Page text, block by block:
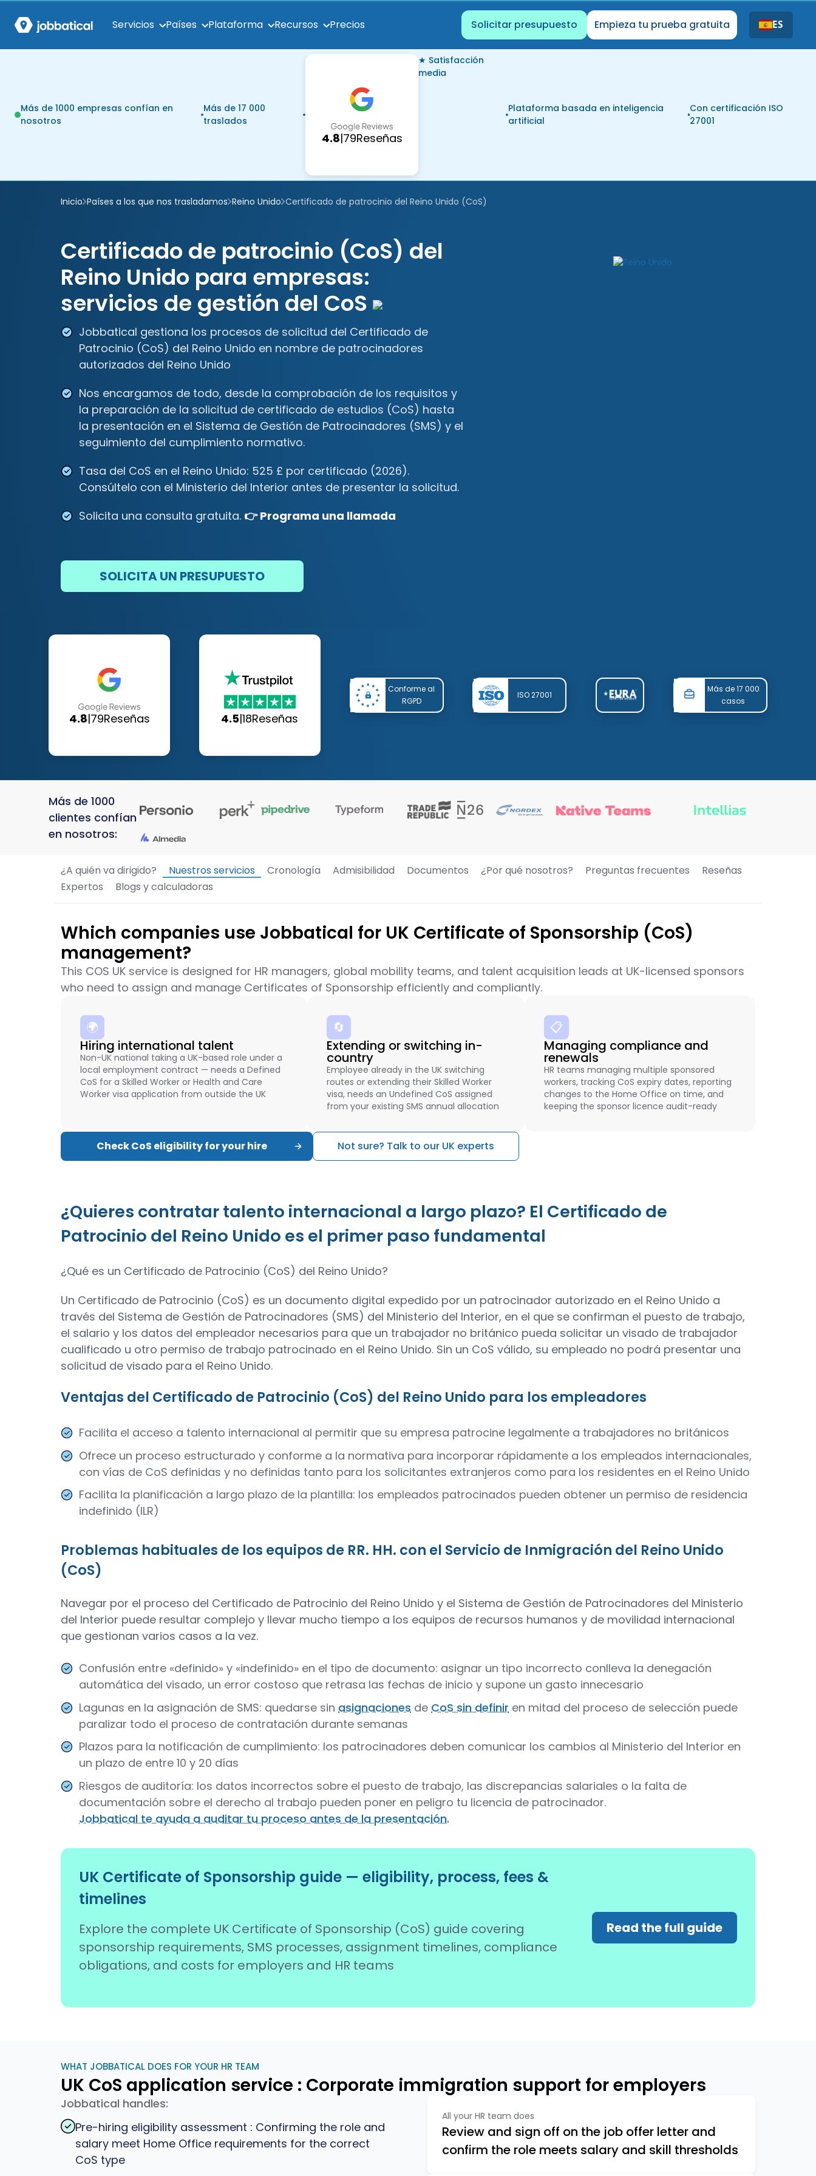
Servicios Países Plataforma Recursos Precios Solicitar presupuesto Empieza tu prueba gratuita ES
Más de 1000 empresas confían en
nosotros
Más de 17 000
traslados
4.8|79Reseñas
★ Satisfacción
media
Plataforma basada en inteligencia
artificial
Con certificación ISO
27001
Inicio Países a los que nos trasladamos Reino Unido Certificado de patrocinio del Reino Unido (CoS)
Certificado de patrocinio (CoS) del
Reino Unido para empresas:
servicios de gestión del CoS
Jobbatical gestiona los procesos de solicitud del Certificado de
Patrocinio (CoS) del Reino Unido en nombre de patrocinadores
autorizados del Reino Unido
Nos encargamos de todo, desde la comprobación de los requisitos y
la preparación de la solicitud de certificado de estudios (CoS) hasta
la presentación en el Sistema de Gestión de Patrocinadores (SMS) y el
seguimiento del cumplimiento normativo.
Tasa del CoS en el Reino Unido: 525 £ por certificado (2026).
Consúltelo con el Ministerio del Interior antes de presentar la solicitud.
Solicita una consulta gratuita. 👉 Programa una llamada
SOLICITA UN PRESUPUESTO
4.8|79Reseñas 4.5|18Reseñas
Conforme al
RGPD
ISO 27001
Más de 17 000
casos
Más de 1000
clientes confían
en nosotros:
¿A quién va dirigido? Nuestros servicios Cronología Admisibilidad Documentos ¿Por qué nosotros? Preguntas frecuentes
Reseñas
Expertos
Blogs y calculadoras
Which companies use Jobbatical for UK Certificate of Sponsorship (CoS)
management?
This COS UK service is designed for HR managers, global mobility teams, and talent acquisition leads at UK-licensed sponsors
who need to assign and manage Certificates of Sponsorship efficiently and compliantly.
🌍
Hiring international talent
Non-UK national taking a UK-based role under a
local employment contract — needs a Defined
CoS for a Skilled Worker or Health and Care
Worker visa application from outside the UK
🔄
Extending or switching in-
country
Employee already in the UK switching
routes or extending their Skilled Worker
visa, needs an Undefined CoS assigned
from your existing SMS annual allocation
📋
Managing compliance and
renewals
HR teams managing multiple sponsored
workers, tracking CoS expiry dates, reporting
changes to the Home Office on time, and
keeping the sponsor licence audit-ready
Check CoS eligibility for your hire Not sure? Talk to our UK experts
¿Quieres contratar talento internacional a largo plazo? El Certificado de
Patrocinio del Reino Unido es el primer paso fundamental
¿Qué es un Certificado de Patrocinio (CoS) del Reino Unido?
Un Certificado de Patrocinio (CoS) es un documento digital expedido por un patrocinador autorizado en el Reino Unido a
través del Sistema de Gestión de Patrocinadores (SMS) del Ministerio del Interior, en el que se confirman el puesto de trabajo,
el salario y los datos del empleador necesarios para que un trabajador no británico pueda solicitar un visado de trabajador
cualificado u otro permiso de trabajo patrocinado en el Reino Unido. Sin un CoS válido, su empleado no podrá presentar una
solicitud de visado para el Reino Unido.
Ventajas del Certificado de Patrocinio (CoS) del Reino Unido para los empleadores
Facilita el acceso a talento internacional al permitir que su empresa patrocine legalmente a trabajadores no británicos
Ofrece un proceso estructurado y conforme a la normativa para incorporar rápidamente a los empleados internacionales,
con vías de CoS definidas y no definidas tanto para los solicitantes extranjeros como para los residentes en el Reino Unido
Facilita la planificación a largo plazo de la plantilla: los empleados patrocinados pueden obtener un permiso de residencia
indefinido (ILR)
Problemas habituales de los equipos de RR. HH. con el Servicio de Inmigración del Reino Unido
(CoS)
Navegar por el proceso del Certificado de Patrocinio del Reino Unido y el Sistema de Gestión de Patrocinadores del Ministerio
del Interior puede resultar complejo y llevar mucho tiempo a los equipos de recursos humanos y de movilidad internacional
que gestionan varios casos a la vez.
Confusión entre «definido» y «indefinido» en el tipo de documento: asignar un tipo incorrecto conlleva la denegación
automática del visado, un error costoso que retrasa las fechas de inicio y supone un gasto innecesario
Lagunas en la asignación de SMS: quedarse sin asignaciones de CoS sin definir en mitad del proceso de selección puede
paralizar todo el proceso de contratación durante semanas
Plazos para la notificación de cumplimiento: los patrocinadores deben comunicar los cambios al Ministerio del Interior en
un plazo de entre 10 y 20 días
Riesgos de auditoría: los datos incorrectos sobre el puesto de trabajo, las discrepancias salariales o la falta de
documentación sobre el derecho al trabajo pueden poner en peligro tu licencia de patrocinador.
Jobbatical te ayuda a auditar tu proceso antes de la presentación.
UK Certificate of Sponsorship guide — eligibility, process, fees &
timelines
Explore the complete UK Certificate of Sponsorship (CoS) guide covering
sponsorship requirements, SMS processes, assignment timelines, compliance
obligations, and costs for employers and HR teams
Read the full guide
WHAT JOBBATICAL DOES FOR YOUR HR TEAM
UK CoS application service : Corporate immigration support for employers
Jobbatical handles:
Pre-hiring eligibility assessment : Confirming the role and
salary meet Home Office requirements for the correct
CoS type
All your HR team does
Review and sign off on the job offer letter and
confirm the role meets salary and skill thresholds